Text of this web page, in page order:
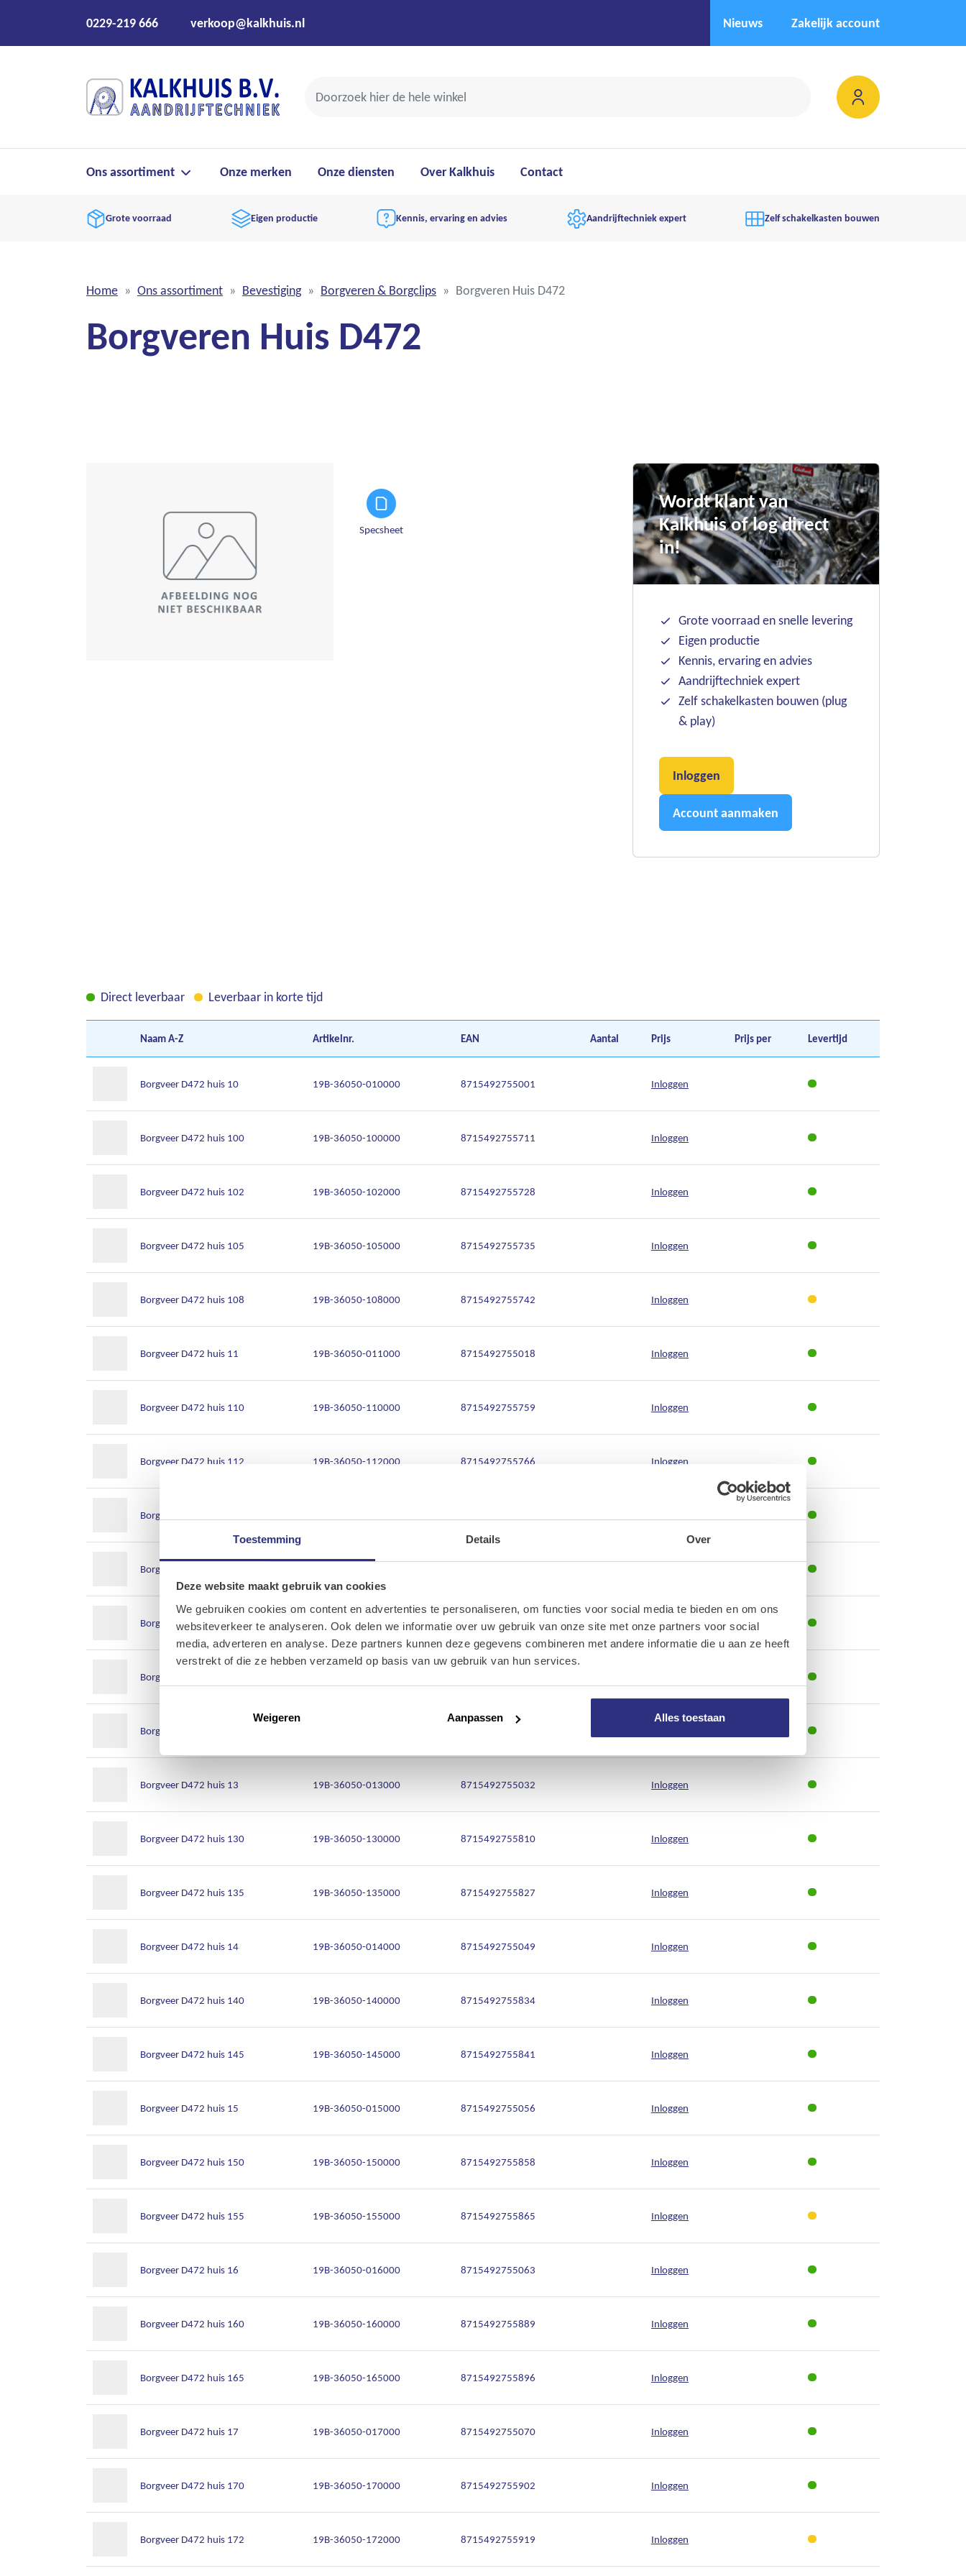
Toestemming Details Over
Deze website maakt gebruik van cookies
We gebruiken cookies om content en advertenties te personaliseren, om functies voor social media te bieden en om ons
websiteverkeer te analyseren. Ook delen we informatie over uw gebruik van onze site met onze partners voor social
media, adverteren en analyse. Deze partners kunnen deze gegevens combineren met andere informatie die u aan ze heeft
verstrekt of die ze hebben verzameld op basis van uw gebruik van hun services.
Weigeren Aanpassen Alles toestaan
Onze diensten
Over Kalkhuis
Contact
0229-219 666 verkoop@kalkhuis.nl Nieuws Zakelijk account
Ons assortiment Onze merken Onze diensten Over Kalkhuis Contact
Grote voorraad Eigen productie Kennis, ervaring en advies Aandrijftechniek expert Zelf schakelkasten bouwen
Home Ons assortiment Bevestiging Borgveren & Borgclips Borgveren Huis D472
Borgveren Huis D472
Specsheet
Wordt klant van
Kalkhuis of log direct
in!
Grote voorraad en snelle levering
Eigen productie
Kennis, ervaring en advies
Aandrijftechniek expert
Zelf schakelkasten bouwen (plug
& play)
Inloggen
Account aanmaken
Direct leverbaar Leverbaar in korte tijd
NaamA-Z Artikelnr. EAN Aantal Prijs Prijs per Levertijd
Borgveer D472 huis 10 19B-36050-010000 8715492755001 Inloggen
Borgveer D472 huis 100 19B-36050-100000 8715492755711 Inloggen
Borgveer D472 huis 102 19B-36050-102000 8715492755728 Inloggen
Borgveer D472 huis 105 19B-36050-105000 8715492755735 Inloggen
Borgveer D472 huis 108 19B-36050-108000 8715492755742 Inloggen
Borgveer D472 huis 11 19B-36050-011000 8715492755018 Inloggen
Borgveer D472 huis 110 19B-36050-110000 8715492755759 Inloggen
Borgveer D472 huis 112 19B-36050-112000 8715492755766 Inloggen
Borgveer D472 huis 115
Borgveer D472 huis 117
Borgveer D472 huis 12 19B-36050-012000 8715492755025 Inloggen
Borgveer D472 huis 120
Borgveer D472 huis 125
Borgveer D472 huis 13 19B-36050-013000 8715492755032 Inloggen
Borgveer D472 huis 130 19B-36050-130000 8715492755810 Inloggen
Borgveer D472 huis 135 19B-36050-135000 8715492755827 Inloggen
Borgveer D472 huis 14 19B-36050-014000 8715492755049 Inloggen
Borgveer D472 huis 140 19B-36050-140000 8715492755834 Inloggen
Borgveer D472 huis 145 19B-36050-145000 8715492755841 Inloggen
Borgveer D472 huis 15 19B-36050-015000 8715492755056 Inloggen
Borgveer D472 huis 150 19B-36050-150000 8715492755858 Inloggen
Borgveer D472 huis 155 19B-36050-155000 8715492755865 Inloggen
Borgveer D472 huis 16 19B-36050-016000 8715492755063 Inloggen
Borgveer D472 huis 160 19B-36050-160000 8715492755889 Inloggen
Borgveer D472 huis 165 19B-36050-165000 8715492755896 Inloggen
Borgveer D472 huis 17 19B-36050-017000 8715492755070 Inloggen
Borgveer D472 huis 170 19B-36050-170000 8715492755902 Inloggen
Borgveer D472 huis 172 19B-36050-172000 8715492755919 Inloggen